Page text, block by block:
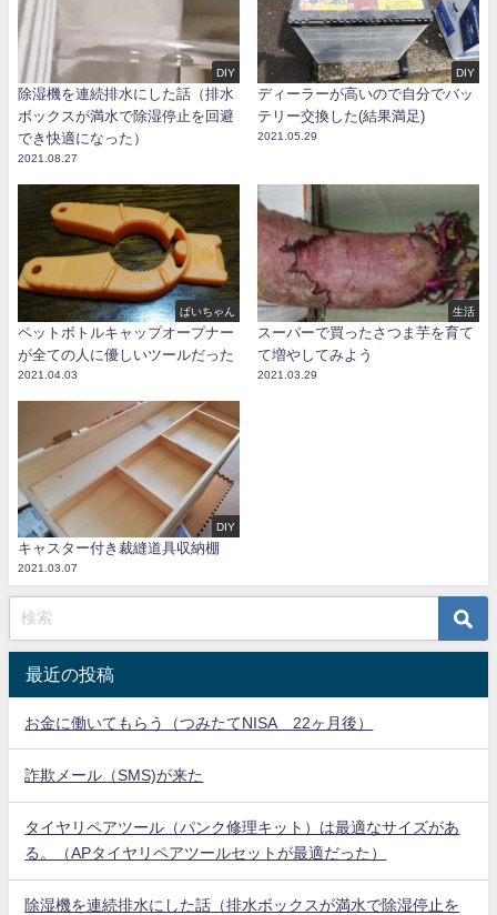
DIY
除湿機を連続排水にした話（排水
ボックスが満水で除湿停止を回避
でき快適になった）
2021.08.27
DIY
ディーラーが高いので自分でバッ
テリー交換した(結果満足)
2021.05.29
ぱいちゃん
ペットボトルキャップオープナー
が全ての人に優しいツールだった
2021.04.03
生活
スーパーで買ったさつま芋を育て
て増やしてみよう
2021.03.29
DIY
キャスター付き裁縫道具収納棚
2021.03.07
最近の投稿
お金に働いてもらう（つみたてNISA 22ヶ月後）
詐欺メール（SMS)が来た
タイヤリペアツール（パンク修理キット）は最適なサイズがあ
る。（APタイヤリペアツールセットが最適だった）
除湿機を連続排水にした話（排水ボックスが満水で除湿停止を